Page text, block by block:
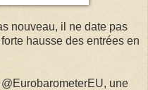
nouveau, il ne date pas
hausse des entrées en
une